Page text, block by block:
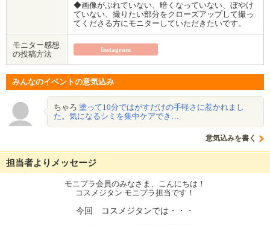
◆画像がぶれていない、暗くなっていない、ぼやけ
ていない、撮りたい部分をクローズアップして撮っ
てくださる方にモニターしていただきたいです。
モニター感想
の投稿方法
Instagram
みんなのイベントの意気込み
ちゃろ 塗って10分ではがすだけの手軽さに惹かれまし
た。気になるシミを集中ケアでき…
意気込みを書く
担当者よりメッセージ
モニプラ会員のみなさま、こんにちは！
コスメジタン モニプラ担当です！
今回 コスメジタンでは・・・